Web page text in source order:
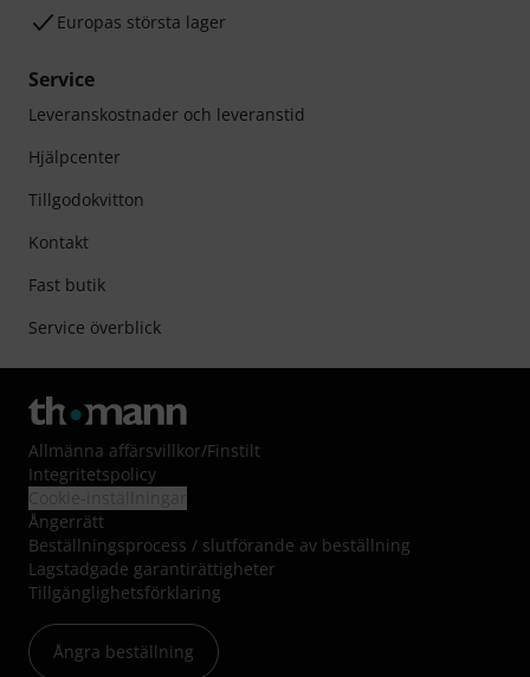
Europas största lager
Service
Leveranskostnader och leveranstid
Hjälpcenter
Tillgodokvitton
Kontakt
Fast butik
Service överblick
Allmänna affärsvillkor/Finstilt
Integritetspolicy
Ångerrätt
Beställningsprocess / slutförande av beställning
Lagstadgade garantirättigheter
Tillgänglighetsförklaring
Ångra beställning